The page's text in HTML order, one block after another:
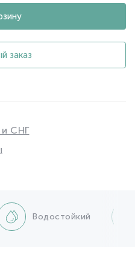
заказ
и СНГ
Водостойкий